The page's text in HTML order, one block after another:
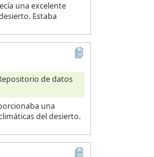
una excelente
Estaba
de datos
una
del desierto.